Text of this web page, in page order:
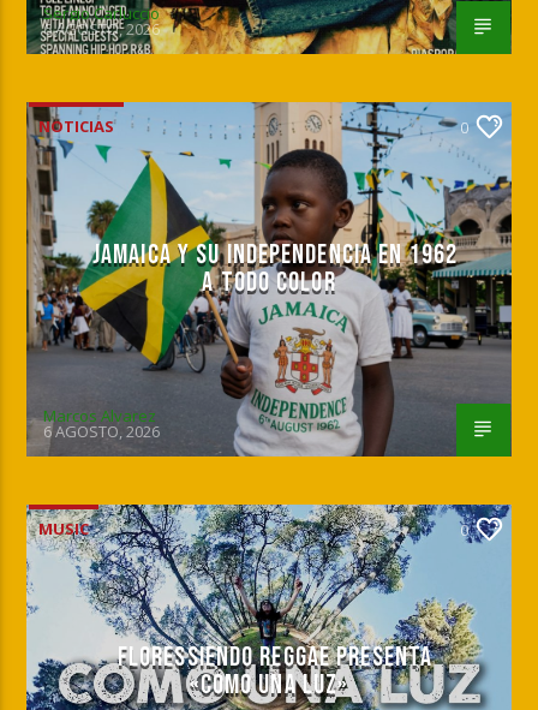
Sergio Carluccio
6 AGOSTO, 2026
NOTICIAS 0
JAMAICA Y SU INDEPENDENCIA EN 1962
A TODO COLOR
Marcos Alvarez
6 AGOSTO, 2026
MUSIC 0
FLORESSIENDO REGGAE PRESENTA
«COMO UNA LUZ»